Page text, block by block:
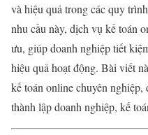
và hiệu quả trong các quy
nhu cầu này, dịch vụ kế toán
ưu, giúp doanh nghiệp tiết
hiệu quả hoạt động. Bài viết
kế toán online chuyên
thành lập doanh nghiệp, kế